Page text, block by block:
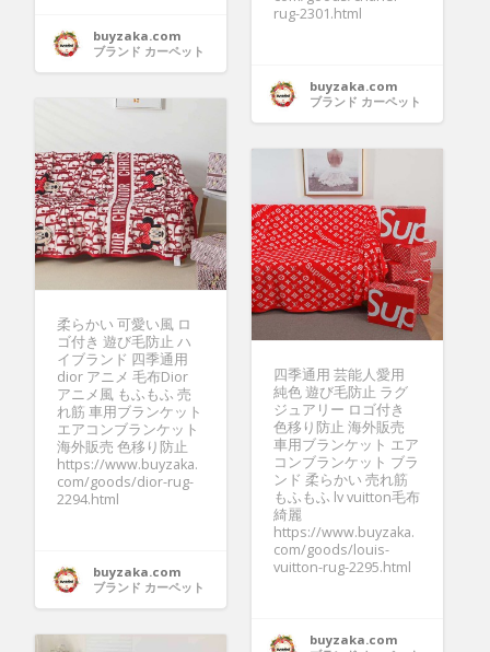
buyzaka.com
ブランド カーペット
rug-2301.html
buyzaka.com
ブランド カーペット
柔らかい 可愛い風 ロ
ゴ付き 遊び毛防止 ハ
イブランド 四季通用
dior アニメ 毛布Dior
アニメ風 もふもふ 売
れ筋 車用ブランケット
エアコンブランケット
海外販売 色移り防止
https://www.buyzaka.
com/goods/dior-rug-
2294.html
buyzaka.com
ブランド カーペット
四季通用 芸能人愛用
純色 遊び毛防止 ラグ
ジュアリー ロゴ付き
色移り防止 海外販売
車用ブランケット エア
コンブランケット ブラ
ンド 柔らかい 売れ筋
もふもふ lv vuitton毛布
綺麗
https://www.buyzaka.
com/goods/louis-
vuitton-rug-2295.html
buyzaka.com